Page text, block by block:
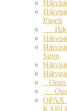
Paneli
Siren
Opax
OPAX